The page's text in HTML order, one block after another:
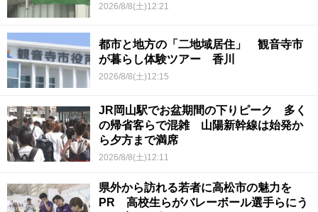
2026/8/8(土)12:21
都市と地方の「二地域居住」 観音寺市
が暮らし体験ツアー 香川
2026/8/8(土)12:15
JR岡山駅でお盆期間の下りピーク 多く
の帰省客らで混雑 山陽新幹線は始発か
ら夕方まで満席
2026/8/8(土)12:11
県外から訪れる若者に高松市の魅力を
PR 高校生らがバレーボール選手らにう